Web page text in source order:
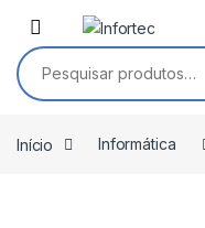
Saltar para navegação
Pular para o conteúdo
Pesquisar por:
Início Informática